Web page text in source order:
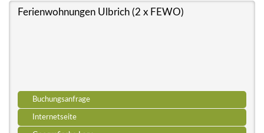
Ferienwohnungen Ulbrich (2 x FEWO)
Buchungsanfrage
Internetseite